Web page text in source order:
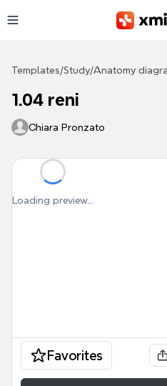
Templates/Study/Anatomy
1.04 reni
Chiara Pronzato
Loading preview...
Favorites